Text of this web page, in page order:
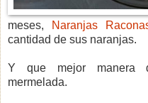
meses,
Naranjas
cantidad de sus naranjas.
Y que mejor manera
mermelada.